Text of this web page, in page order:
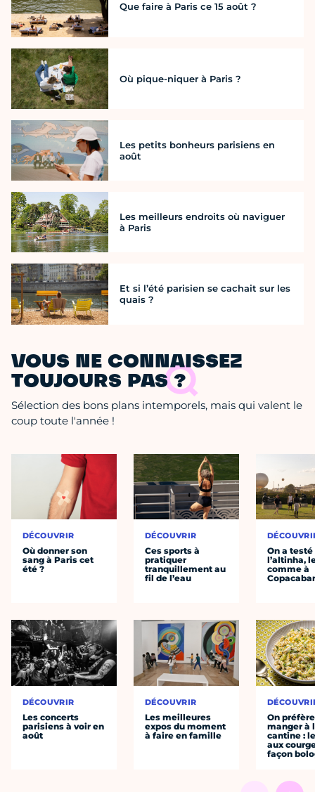
Que faire à Paris ce 15 août ?
Où pique-niquer à Paris ?
Les petits bonheurs parisiens en
août
Les meilleurs endroits où naviguer
à Paris
Et si l’été parisien se cachait sur les
quais ?
VOUS NE CONNAISSEZ
TOUJOURS PAS ?
Sélection des bons plans intemporels, mais qui valent le
coup toute l'année !
DÉCOUVRIR
Où donner son
sang à Paris cet
été ?
DÉCOUVRIR
Les concerts
parisiens à voir en
août
DÉCOUVRIR
Ces sports à
pratiquer
tranquillement au
fil de l’eau
DÉCOUVRIR
Les meilleures
expos du moment
à faire en famille
On a testé
l’altinha,
comme à
On préfère
manger à
cantine :
aux
façon